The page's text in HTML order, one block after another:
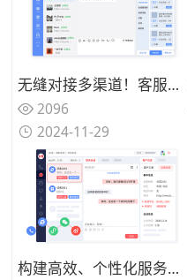
无缝对接多渠道！客服智能管理系统实现全天候客户服务
2096
2024-11-29
构建高效、个性化服务的客服智能管理系统指南